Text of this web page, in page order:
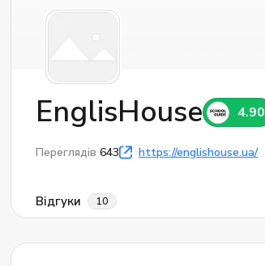
EnglisHouse 4.90
Переглядів 643 https://englishouse.ua/
Відгуки 10